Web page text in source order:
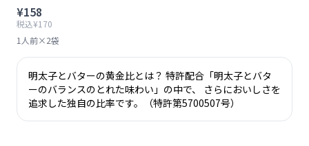
¥158
税込¥170
1人前×2袋
明太子とバターの黄金比とは？ 特許配合「明太子とバタ
ーのバランスのとれた味わい」の中で、 さらにおいしさを
追求した独自の比率です。（特許第5700507号）